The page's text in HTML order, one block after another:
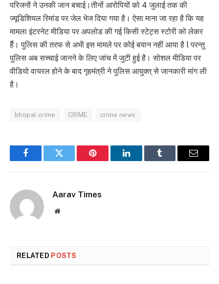
परिजनों ने उनकी जान बचाई।तीनों आरोपियों को 4 जुलाई तक की
ज्यूडिशि‍यल रिमांड पर जेल भेज दिया गया है। ऐसा माना जा रहा है कि यह
मामला इंटरनेट मीडिया पर अपलोड की गई किसी स्टेट्स स्टोरी को लेकर
र्है। पुलिस की तरफ से अभी इस मामले पर कोई बयान नहीं आया है l परन्तु
पुलिस अब सच्चाई जानने के लिए जांच में जुटी हुई है। सोशल मीडिया पर
वीडियो वायरल होने के बाद गृहमंत्री ने पुलिस आयुक्त् से जानकारी मांग ली
है।
bhopal crime CRIME crime news
FacebookTwitter Pinterest LinkedInTumblr Email
Aarav Times
Website
RELATED POSTS